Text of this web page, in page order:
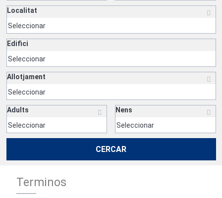
Localitat
Edifici
Allotjament
Adults Nens
CERCAR
Terminos